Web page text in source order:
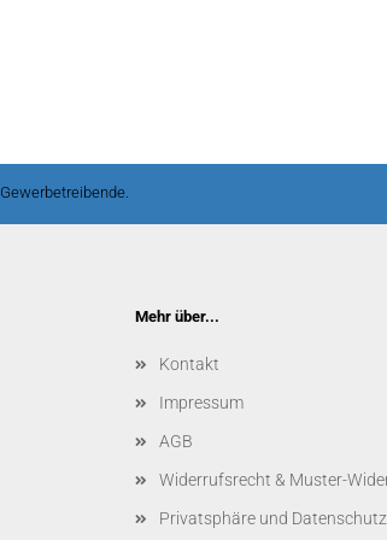
Mehr über...
Kontakt
Impressum
AGB
Widerrufsrecht & Muster-
Privatsphäre und Datenschutz